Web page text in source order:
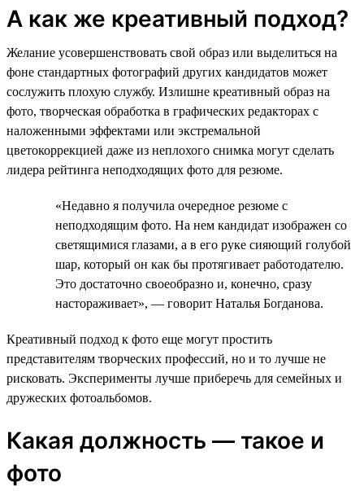
А как же креативный подход?
Желание усовершенствовать свой образ или выделиться на
фоне стандартных фотографий других кандидатов может
сослужить плохую службу. Излишне креативный образ на
фото, творческая обработка в графических редакторах с
наложенными эффектами или экстремальной
цветокоррекцией даже из неплохого снимка могут сделать
лидера рейтинга неподходящих фото для резюме.
«Недавно я получила очередное резюме с
неподходящим фото. На нем кандидат изображен со
светящимися глазами, а в его руке сияющий голубой
шар, который он как бы протягивает работодателю.
Это достаточно своеобразно и, конечно, сразу
настораживает», — говорит Наталья Богданова.
Креативный подход к фото еще могут простить
представителям творческих профессий, но и то лучше не
рисковать. Эксперименты лучше приберечь для семейных и
дружеских фотоальбомов.
Какая должность — такое и
фото